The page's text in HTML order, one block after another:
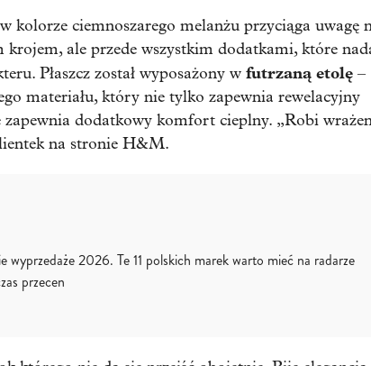
w kolorze ciemnoszarego melanżu przyciąga uwagę
ale przede wszystkim dodatkami, które
Płaszcz został wyposażony w futrzaną etolę –
materiału, który nie tylko zapewnia rewelacyjny
zapewnia dodatkowy komfort cieplny. „Robi
na stronie H&M.
wyprzedaże 2026. Te 11 polskich marek warto mieć na radarze
przecen